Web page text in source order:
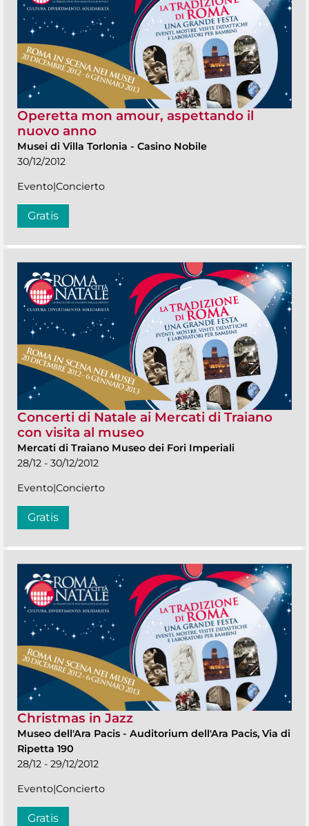
Operetta mon amour, aspettando il
nuovo anno
Musei di Villa Torlonia - Casino Nobile
30/12/2012
Evento|Concierto
Gratis
Concerti di Natale ai Mercati di Traiano
con visita al museo
Mercati di Traiano Museo dei Fori Imperiali
28/12 - 30/12/2012
Evento|Concierto
Gratis
Christmas in Jazz
Museo dell'Ara Pacis - Auditorium dell'Ara Pacis, Via di
Ripetta 190
28/12 - 29/12/2012
Evento|Concierto
Gratis